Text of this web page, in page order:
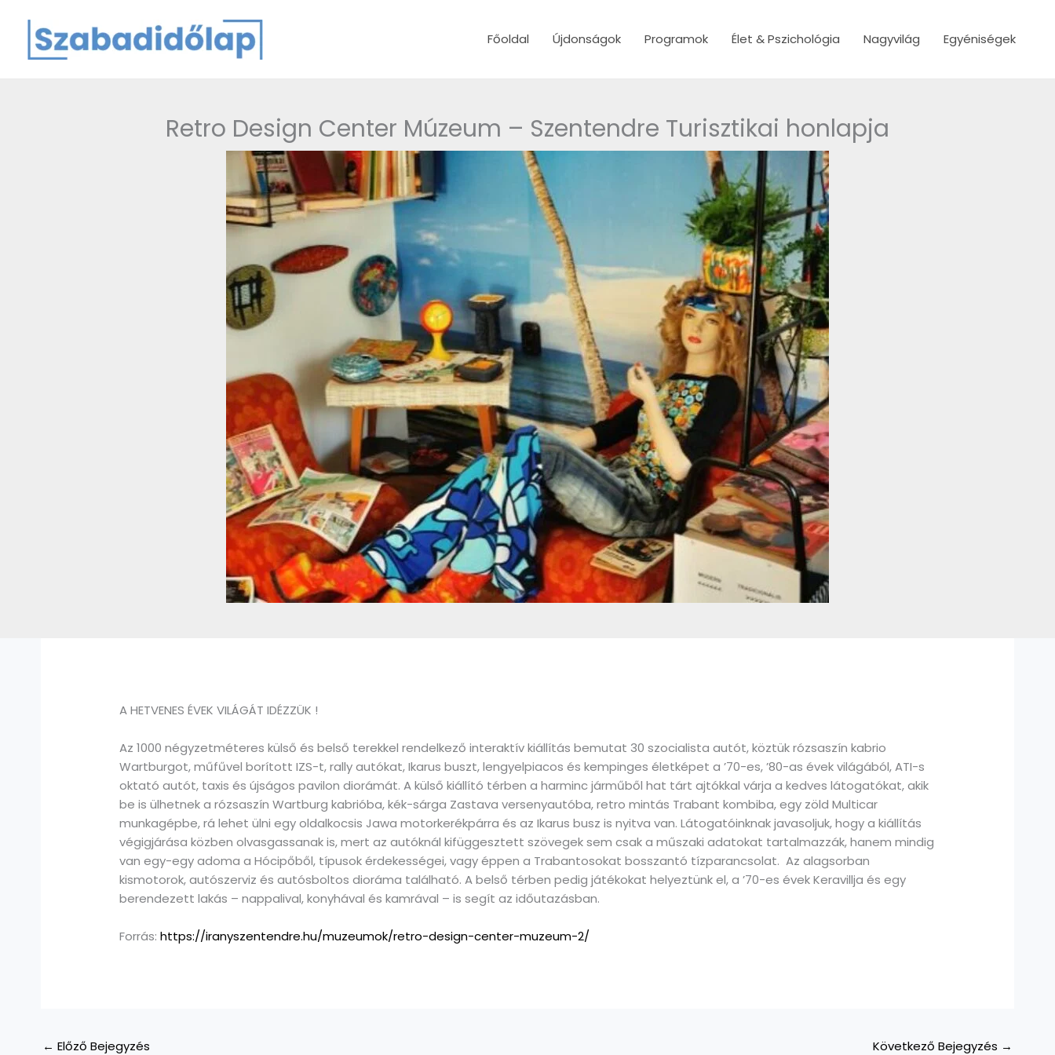
content
Főoldal Újdonságok Programok Élet & Pszichológia Nagyvilág Egyéniségek
Retro Design Center Múzeum – Szentendre Turisztikai honlapja
A HETVENES ÉVEK VILÁGÁT IDÉZZÜK !
Az 1000 négyzetméteres külső és belső terekkel rendelkező interaktív kiállítás bemutat 30 szocialista autót, köztük rózsaszín kabrio
Wartburgot, műfűvel borított IZS-t, rally autókat, Ikarus buszt, lengyelpiacos és kempinges életképet a ’70-es, ’80-as évek világából, ATI-s
oktató autót, taxis és újságos pavilon diorámát. A külső kiállító térben a harminc járműből hat tárt ajtókkal várja a kedves látogatókat, akik
be is ülhetnek a rózsaszín Wartburg kabrióba, kék-sárga Zastava versenyautóba, retro mintás Trabant kombiba, egy zöld Multicar
munkagépbe, rá lehet ülni egy oldalkocsis Jawa motorkerékpárra és az Ikarus busz is nyitva van. Látogatóinknak javasoljuk, hogy a kiállítás
végigjárása közben olvasgassanak is, mert az autóknál kifüggesztett szövegek sem csak a műszaki adatokat tartalmazzák, hanem mindig
van egy-egy adoma a Hócipőből, típusok érdekességei, vagy éppen a Trabantosokat bosszantó tízparancsolat. Az alagsorban
kismotorok, autószerviz és autósboltos dioráma található. A belső térben pedig játékokat helyeztünk el, a ’70-es évek Keravillja és egy
berendezett lakás – nappalival, konyhával és kamrával – is segít az időutazásban.
Forrás:https://iranyszentendre.hu/muzeumok/retro-design-center-muzeum-2/
← Előző Bejegyzés Következő Bejegyzés →